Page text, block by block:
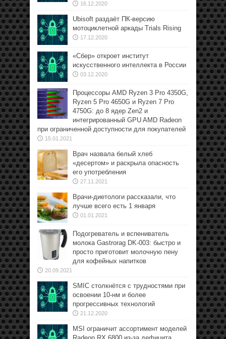
16.12.2020
Ubisoft раздаёт ПК-версию
мотоциклетной аркады Trials Rising
17.12.2020
«Сбер» откроет институт
искусственного интеллекта в России
03.12.2020
Процессоры AMD Ryzen 3 Pro 4350G,
Ryzen 5 Pro 4650G и Ryzen 7 Pro
4750G: до 8 ядер Zen2 и
интегрированный GPU AMD Radeon
при ограниченной доступности для покупателей
15.01.2021
Врач назвала белый хлеб
«десертом» и раскрыла опасность
его употребления
27.11.2021
Врачи-диетологи рассказали, что
лучше всего есть 1 января
01.01.2021
Подогреватель и вспениватель
молока Gastrorag DK-003: быстро и
просто приготовит молочную пену
для кофейных напитков
20.09.2021
SMIC столкнётся с трудностями при
освоении 10-нм и более
прогрессивных технологий
21.12.2020
MSI ограничит ассортимент моделей